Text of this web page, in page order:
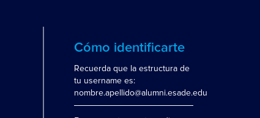
Cómo identificarte
Recuerda que la estructura de
tu username es:
nombre.apellido@alumni.esade.edu